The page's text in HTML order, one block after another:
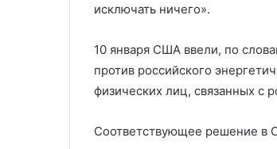
исключать ничего».
10 января США ввели, по
против российского
физических лиц, связанных с
Соответствующее решение в